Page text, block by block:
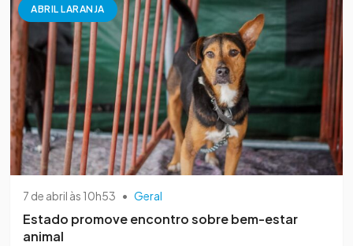
ABRIL LARANJA
7 de abril às 10h53 • Geral
Estado promove encontro sobre bem-estar
animal